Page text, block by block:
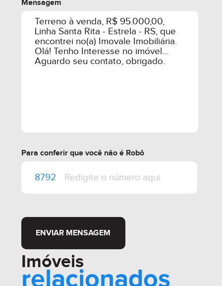
Mensagem
Para conferir que você não é Robô
ENVIAR MENSAGEM
Imóveis
relacionados